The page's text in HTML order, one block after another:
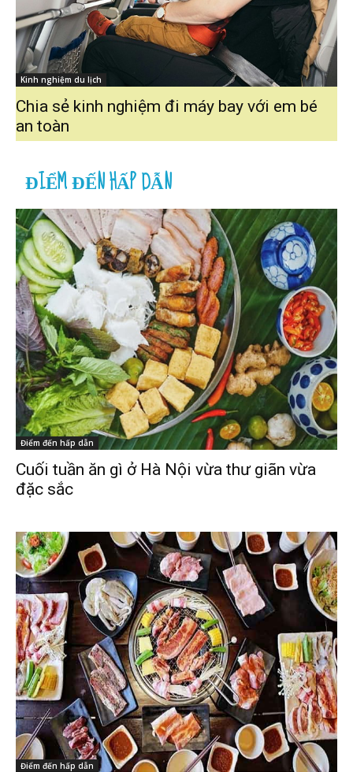
Kinh nghiệm du lịch
Chia sẻ kinh nghiệm đi máy bay với em bé
an toàn
ĐIỂM ĐẾN HẤP DẪN
Điểm đến hấp dẫn
Cuối tuần ăn gì ở Hà Nội vừa thư giãn vừa
đặc sắc
Điểm đến hấp dẫn